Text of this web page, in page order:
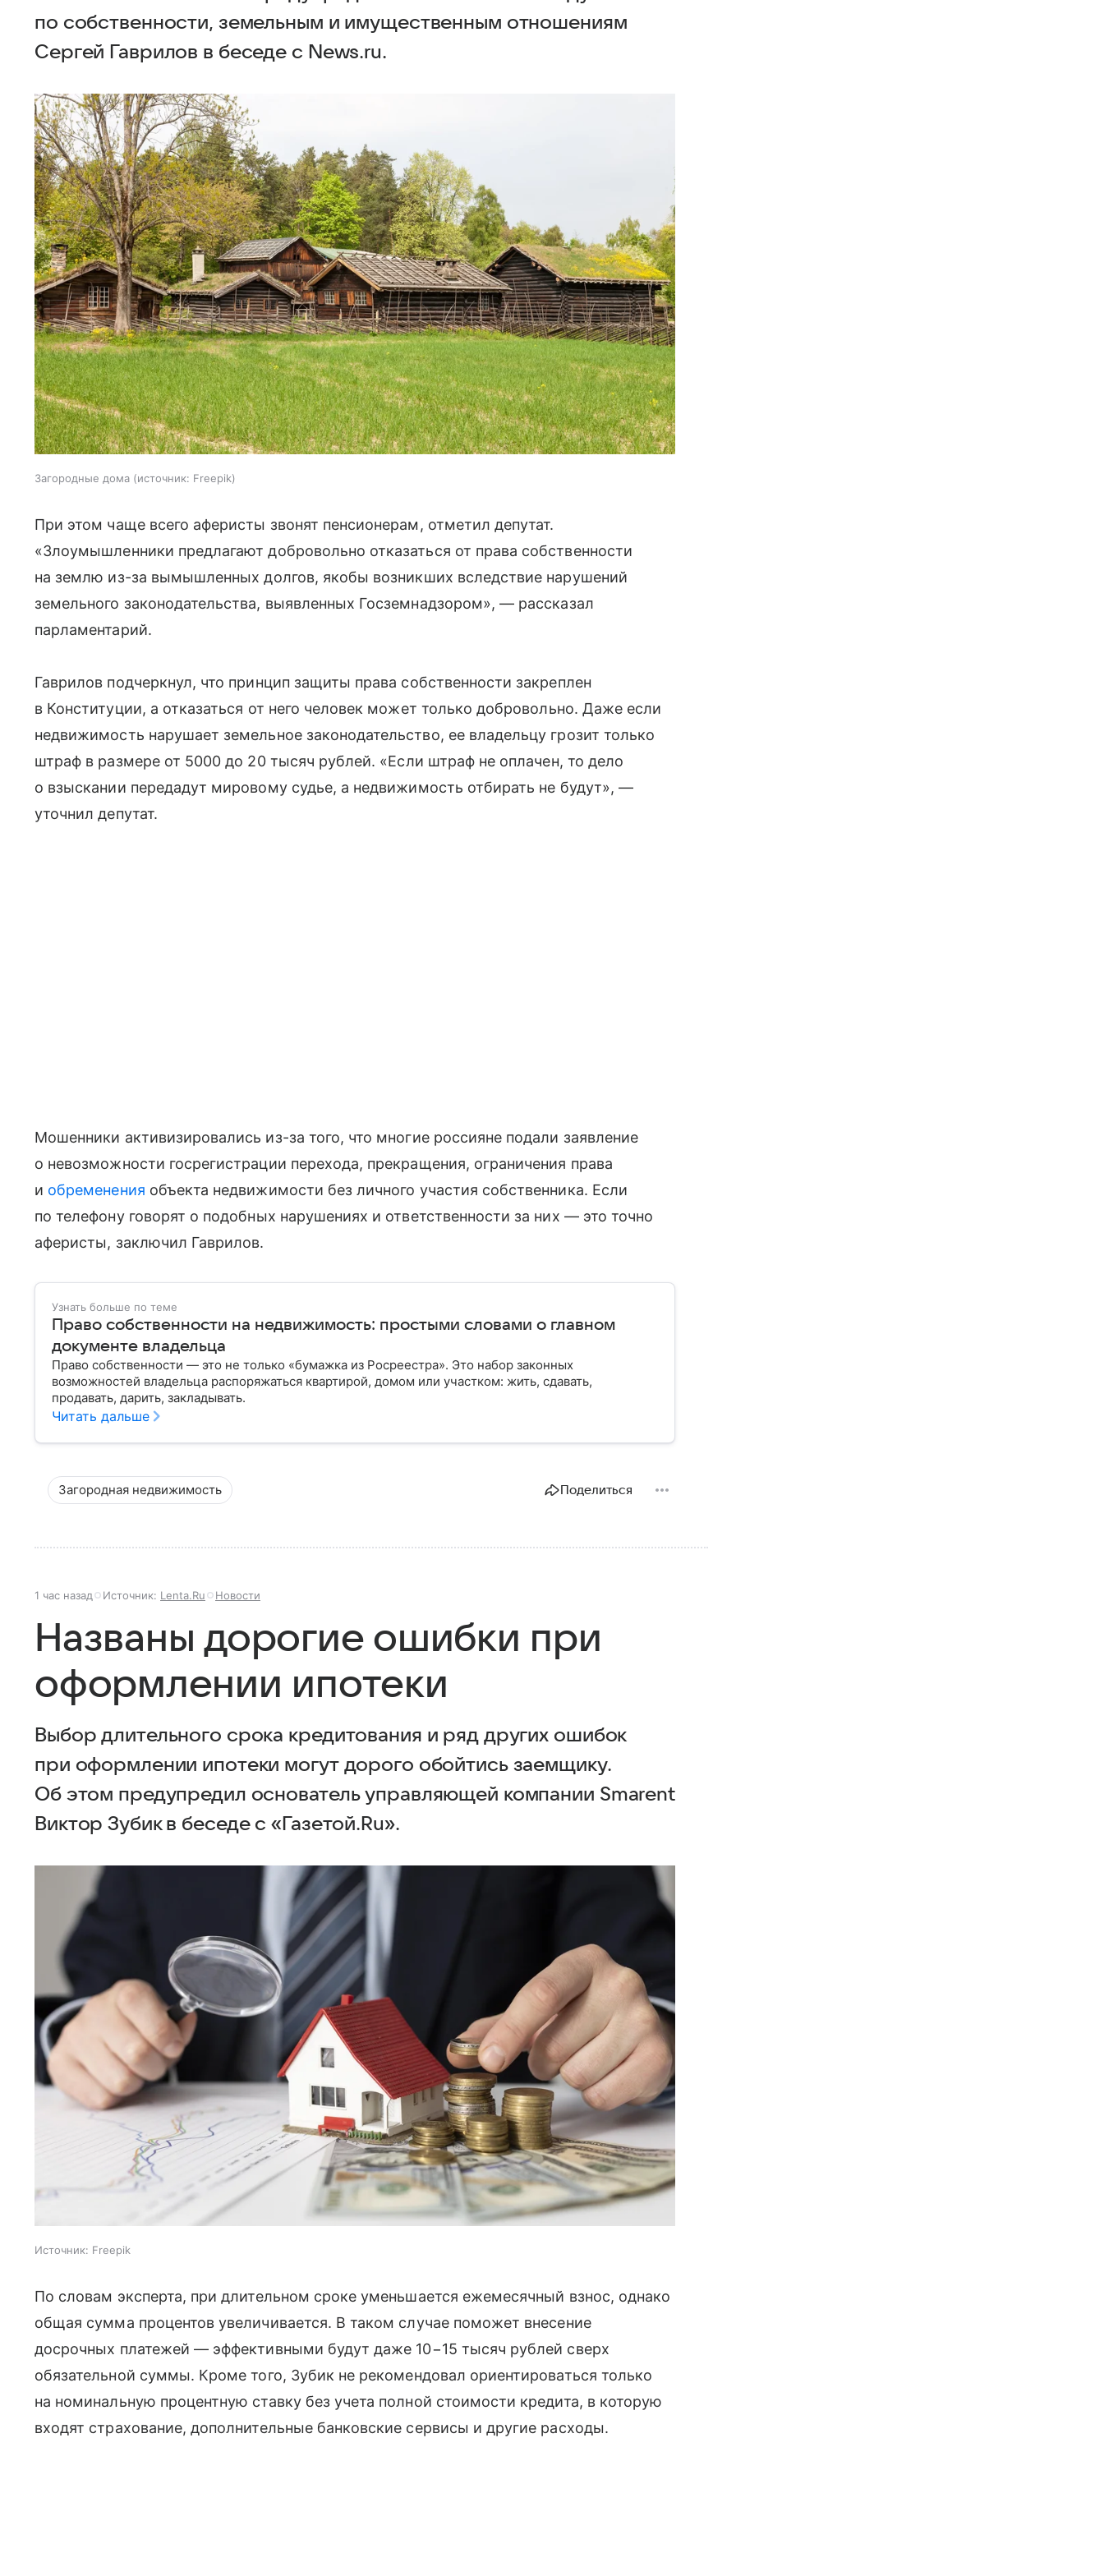
по собственности, земельным и имущественным отношениям
Сергей Гаврилов в беседе с News.ru.
Загородные дома источник: Freepik
При этом чаще всего аферисты звонят пенсионерам, отметил депутат.
«Злоумышленники предлагают добровольно отказаться от права собственности
на землю из-за вымышленных долгов, якобы возникших вследствие нарушений
земельного законодательства, выявленных Госземнадзором», — рассказал
парламентарий.
Гаврилов подчеркнул, что принцип защиты права собственности закреплен
в Конституции, а отказаться от него человек может только добровольно. Даже если
недвижимость нарушает земельное законодательство, ее владельцу грозит только
штраф в размере от 5000 до 20 тысяч рублей. «Если штраф не оплачен, то дело
о взыскании передадут мировому судье, а недвижимость отбирать не будут», —
уточнил депутат.
Мошенники активизировались из-за того, что многие россияне подали заявление
о невозможности госрегистрации перехода, прекращения, ограничения права
и обременения объекта недвижимости без личного участия собственника. Если
по телефону говорят о подобных нарушениях и ответственности за них — это точно
аферисты, заключил Гаврилов.
Узнать больше по теме
Право собственности на недвижимость: простыми словами о главном
документе владельца
Право собственности — это не только «бумажка из Росреестра». Это набор законных
возможностей владельца распоряжаться квартирой, домом или участком: жить, сдавать,
продавать, дарить, закладывать.
Читать дальше
Загородная недвижимость Поделиться
1 час назад Источник: Lenta.Ru Новости
Названы дорогие ошибки при
оформлении ипотеки
Выбор длительного срока кредитования и ряд других ошибок
при оформлении ипотеки могут дорого обойтись заемщику.
Об этом предупредил основатель управляющей компании Smarent
Виктор Зубик в беседе с «Газетой.Ru».
Источник: Freepik
По словам эксперта, при длительном сроке уменьшается ежемесячный взнос, однако
общая сумма процентов увеличивается. В таком случае поможет внесение
досрочных платежей — эффективными будут даже 10−15 тысяч рублей сверх
обязательной суммы. Кроме того, Зубик не рекомендовал ориентироваться только
на номинальную процентную ставку без учета полной стоимости кредита, в которую
входят страхование, дополнительные банковские сервисы и другие расходы.